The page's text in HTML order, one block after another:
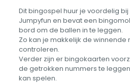
Dit bingospel huur je voordelig
Jumpyfun en bevat een
bord om de ballen in te leggen.
Zo kan je makkelijk de winnende
controleren.
Verder zijn er bingokaarten
de getrokken nummers te
kan spelen.